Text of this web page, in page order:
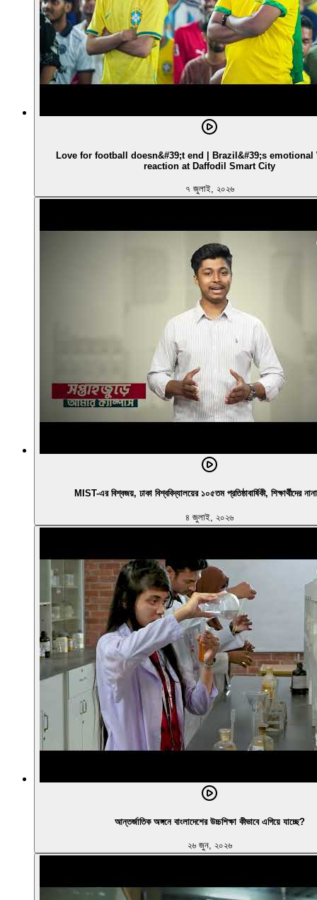
Love for football doesn&#39;t end | Brazil&#39;s emotional
reaction at Daffodil Smart City
৭ জুলাই, ২০২৬
MIST-এর বিশ্বজয়, ঢাকা বিশ্ববিদ্যালয়ের ১০৫তম প্রতিষ্ঠাবার্ষিকী, শিক্ষার্থীদের
৪ জুলাই, ২০২৬
আন্তর্জাতিক অঙ্গনে বাংলাদেশের উচ্চশিক্ষা কীভাবে এগিয়ে যাচ্ছে?
২৬ জুন, ২০২৬